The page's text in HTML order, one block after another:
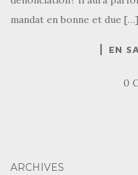
mandat en bonne et due […]
EN
0
ARCHIVES